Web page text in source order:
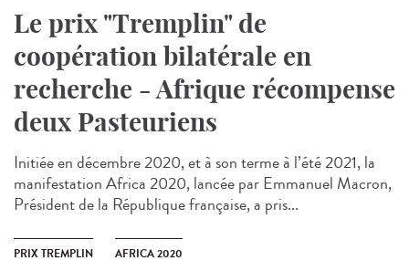
Le prix "Tremplin" de
coopération bilatérale en
recherche - Afrique récompense
deux Pasteuriens
Initiée en décembre 2020, et à son terme à l’été 2021, la
manifestation Africa 2020, lancée par Emmanuel Macron,
Président de la République française, a pris...
PRIX TREMPLIN AFRICA 2020